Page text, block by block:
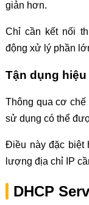
giản hơn.
Chỉ cần kết nối
động xử lý phần
Tận dụng
Thông qua cơ
sử dụng có thể
Điều này đặc biệt
lượng địa chỉ IP
DHCP